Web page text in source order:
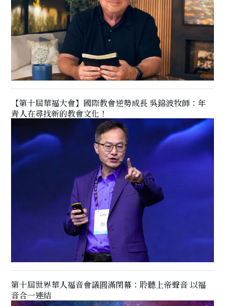
【第十屆華福大會】國際教會逆勢成長 吳錦波牧師：年
青人在尋找新的教會文化！
第十屆世界華人福音會議圓滿閉幕：聆聽上帝聲音 以福
音合一連結